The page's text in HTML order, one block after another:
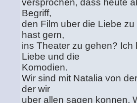
versprochen, dass heute
Begriff,
den Film uber die Liebe
hast gern,
ins Theater zu gehen?
Liebe und die
Komodien.
Wir sind mit Natalia von
der wir
uber allen sagen konnen.